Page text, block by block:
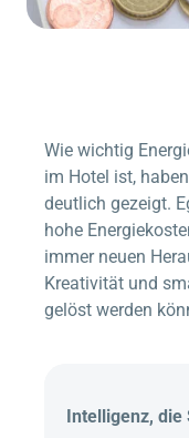
Wie wichtig
im Hotel ist,
deutlich gezeigt.
hohe
immer neuen
Kreativität und
gelöst werden
Intelligenz, die